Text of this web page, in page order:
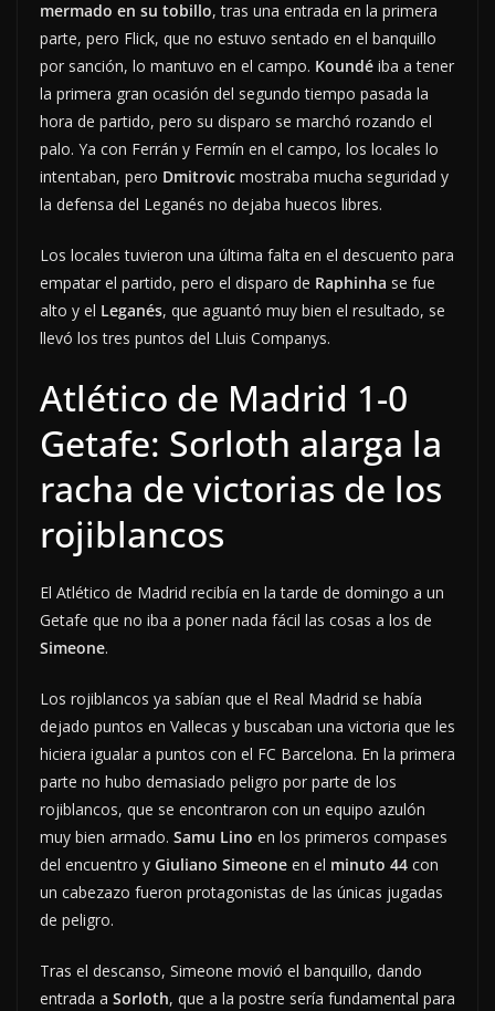
mermado en su tobillo, tras una entrada en la primera
parte, pero Flick, que no estuvo sentado en el banquillo
por sanción, lo mantuvo en el campo. Koundé iba a tener
la primera gran ocasión del segundo tiempo pasada la
hora de partido, pero su disparo se marchó rozando el
palo. Ya con Ferrán y Fermín en el campo, los locales lo
intentaban, pero Dmitrovic mostraba mucha seguridad y
la defensa del Leganés no dejaba huecos libres.
Los locales tuvieron una última falta en el descuento para
empatar el partido, pero el disparo de Raphinha se fue
alto y el Leganés, que aguantó muy bien el resultado, se
llevó los tres puntos del Lluis Companys.
Atlético de Madrid 1-0
Getafe: Sorloth alarga la
racha de victorias de los
rojiblancos
El Atlético de Madrid recibía en la tarde de domingo a un
Getafe que no iba a poner nada fácil las cosas a los de
Simeone.
Los rojiblancos ya sabían que el Real Madrid se había
dejado puntos en Vallecas y buscaban una victoria que les
hiciera igualar a puntos con el FC Barcelona. En la primera
parte no hubo demasiado peligro por parte de los
rojiblancos, que se encontraron con un equipo azulón
muy bien armado. Samu Lino en los primeros compases
del encuentro y Giuliano Simeone en el minuto 44 con
un cabezazo fueron protagonistas de las únicas jugadas
de peligro.
Tras el descanso, Simeone movió el banquillo, dando
entrada a Sorloth, que a la postre sería fundamental para